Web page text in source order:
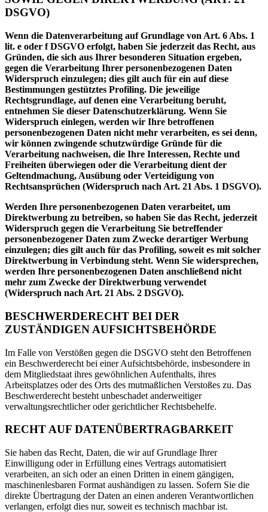
DSGVO)
Wenn die Datenverarbeitung auf Grundlage von Art. 6 Abs. 1
lit. e oder f DSGVO erfolgt, haben Sie jederzeit das Recht, aus
Gründen, die sich aus Ihrer besonderen Situation ergeben,
gegen die Verarbeitung Ihrer personenbezogenen Daten
Widerspruch einzulegen; dies gilt auch für ein auf diese
Bestimmungen gestütztes Profiling. Die jeweilige
Rechtsgrundlage, auf denen eine Verarbeitung beruht,
entnehmen Sie dieser Datenschutzerklärung. Wenn Sie
Widerspruch einlegen, werden wir Ihre betroffenen
personenbezogenen Daten nicht mehr verarbeiten, es sei denn,
wir können zwingende schutzwürdige Gründe für die
Verarbeitung nachweisen, die Ihre Interessen, Rechte und
Freiheiten überwiegen oder die Verarbeitung dient der
Geltendmachung, Ausübung oder Verteidigung von
Rechtsansprüchen (Widerspruch nach Art. 21 Abs. 1 DSGVO).
Werden Ihre personenbezogenen Daten verarbeitet, um
Direktwerbung zu betreiben, so haben Sie das Recht, jederzeit
Widerspruch gegen die Verarbeitung Sie betreffender
personenbezogener Daten zum Zwecke derartiger Werbung
einzulegen; dies gilt auch für das Profiling, soweit es mit solcher
Direktwerbung in Verbindung steht. Wenn Sie widersprechen,
werden Ihre personenbezogenen Daten anschließend nicht
mehr zum Zwecke der Direktwerbung verwendet
(Widerspruch nach Art. 21 Abs. 2 DSGVO).
BESCHWERDERECHT BEI DER
ZUSTÄNDIGEN AUFSICHTSBEHÖRDE
Im Falle von Verstößen gegen die DSGVO steht den Betroffenen
ein Beschwerderecht bei einer Aufsichtsbehörde, insbesondere in
dem Mitgliedstaat ihres gewöhnlichen Aufenthalts, ihres
Arbeitsplatzes oder des Orts des mutmaßlichen Verstoßes zu. Das
Beschwerderecht besteht unbeschadet anderweitiger
verwaltungsrechtlicher oder gerichtlicher Rechtsbehelfe.
RECHT AUF DATENÜBERTRAGBARKEIT
Sie haben das Recht, Daten, die wir auf Grundlage Ihrer
Einwilligung oder in Erfüllung eines Vertrags automatisiert
verarbeiten, an sich oder an einen Dritten in einem gängigen,
maschinenlesbaren Format aushändigen zu lassen. Sofern Sie die
direkte Übertragung der Daten an einen anderen Verantwortlichen
verlangen, erfolgt dies nur, soweit es technisch machbar ist.